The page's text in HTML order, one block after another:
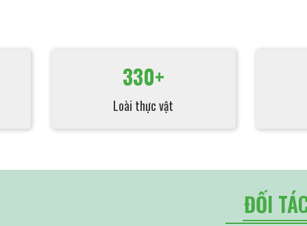
330+
Loài thực vật
ĐỐI